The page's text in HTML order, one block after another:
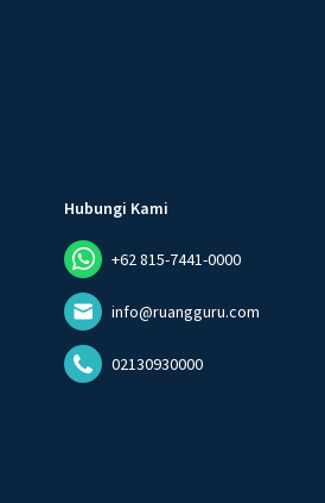
Hubungi Kami
+62 815-7441-0000
info@ruangguru.com
02130930000